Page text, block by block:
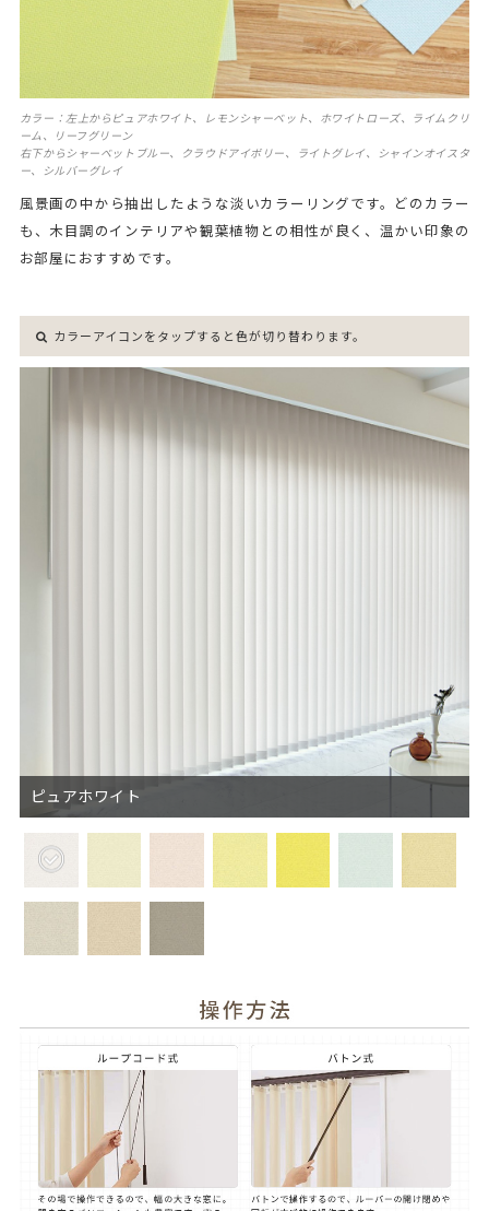
カラー：左上からピュアホワイト、レモンシャーベット、ホワイトローズ、ライムクリ
ーム、リーフグリーン
右下からシャーベットブルー、クラウドアイボリー、ライトグレイ、シャインオイスタ
ー、シルバーグレイ
風景画の中から抽出したような淡いカラーリングです。どのカラー
も、木目調のインテリアや観葉植物との相性が良く、温かい印象の
お部屋におすすめです。
カラーアイコンをタップすると色が切り替わります。
ピュアホワイト